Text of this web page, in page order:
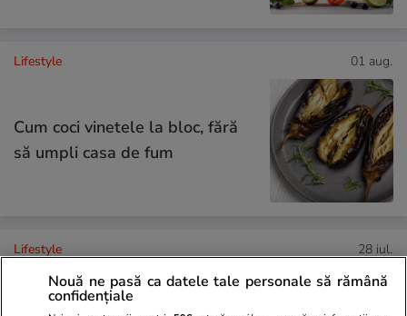
Lifestyle 01 aug.
Cum coci vinetele la bloc, fără
să umpli casa de fum
Lifestyle 28 iul.
Nouă ne pasă ca datele tale personale să rămână
confidențiale